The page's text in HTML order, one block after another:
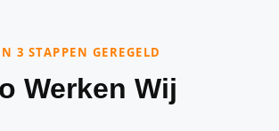
3 STAPPEN GEREGELD
Werken Wij